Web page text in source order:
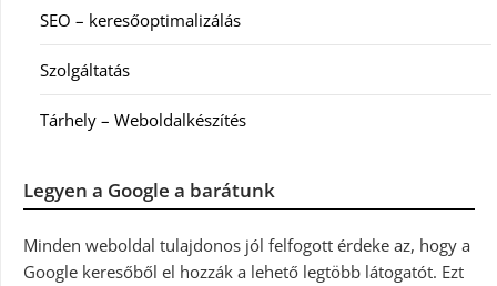
SEO – keresőoptimalizálás
Szolgáltatás
Tárhely – Weboldalkészítés
Legyen a Google a barátunk
Minden weboldal tulajdonos jól felfogott érdeke az, hogy a
Google keresőből el hozzák a lehető legtöbb látogatót. Ezt